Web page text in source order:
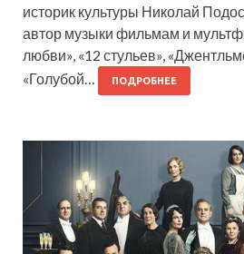
историк культуры Николай
автор музыки фильмам и
любви», «12 стульев»,
«Голубой…
ПОДРОБНЕЕ